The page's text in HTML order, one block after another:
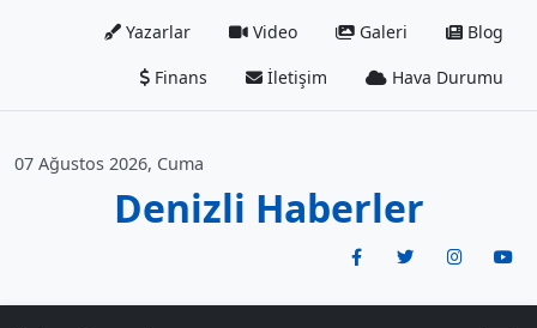
Yazarlar Video Galeri
Blog
Finans
İletişim Hava Durumu
07 Ağustos 2026, Cuma
Denizli Haberler